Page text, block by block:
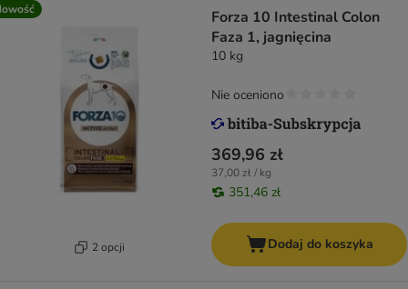
2 opcji
Forza 10 Intestinal Colon
Faza 1, jagnięcina
10 kg
369,96 zł
37,00 zł / kg
351,46 zł
Nie oceniono
Dodaj do koszyka